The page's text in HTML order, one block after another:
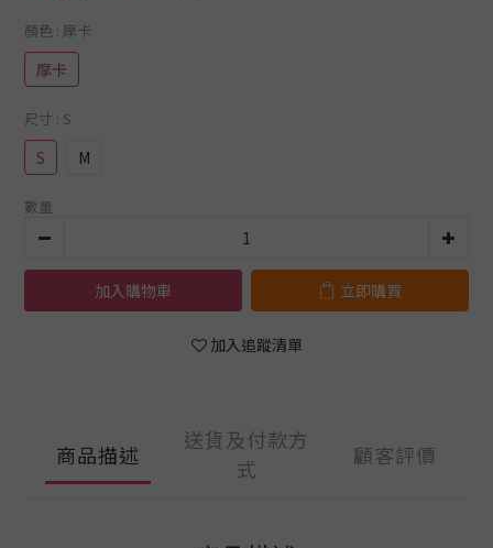
顏色 : 摩卡
摩卡
尺寸 : S
S M
數量
加入購物車 立即購買
加入追蹤清單
商品描述
送貨及付款方
式
顧客評價